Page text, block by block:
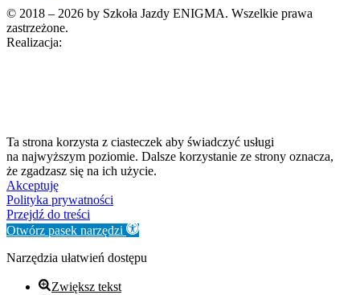
© 2018 – 2026 by Szkoła Jazdy ENIGMA. Wszelkie prawa
zastrzeżone.
Realizacja:
Ta strona korzysta z ciasteczek aby świadczyć usługi
na najwyższym poziomie. Dalsze korzystanie ze strony oznacza,
że zgadzasz się na ich użycie.
Akceptuję
Polityka prywatności
Przejdź do treści
Otwórz pasek narzędzi
Narzędzia ułatwień dostępu
Zwiększ tekst